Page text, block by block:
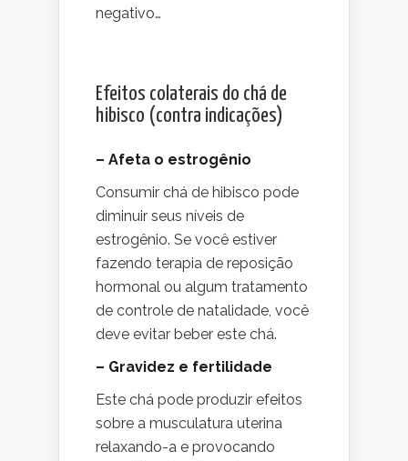
negativo…
Efeitos colaterais do chá de
hibisco (contra indicações)
– Afeta o estrogênio
Consumir chá de hibisco pode
diminuir seus níveis de
estrogênio. Se você estiver
fazendo terapia de reposição
hormonal ou algum tratamento
de controle de natalidade, você
deve evitar beber este chá.
– Gravidez e fertilidade
Este chá pode produzir efeitos
sobre a musculatura uterina
relaxando-a e provocando